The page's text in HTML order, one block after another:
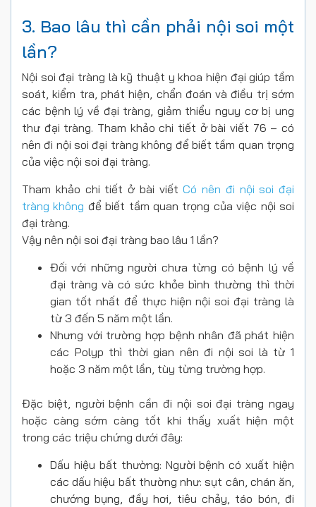
3. Bao lâu thì cần phải nội soi một
lần?
Nội soi đại tràng là kỹ thuật y khoa hiện đại giúp tầm
soát, kiểm tra, phát hiện, chẩn đoán và điều trị sớm
các bệnh lý về đại tràng, giảm thiểu nguy cơ bị ung
thư đại tràng. Tham khảo chi tiết ở bài viết 76 – có
nên đi nội soi đại tràng không để biết tầm quan trọng
của việc nội soi đại tràng.
Tham khảo chi tiết ở bài viếtCó nên đi nội soi đại
tràng không để biết tầm quan trọng của việc nội soi
đại tràng.
Vậy nên nội soi đại tràng bao lâu 1 lần?
Đối với những người chưa từng có bệnh lý về
đại tràng và có sức khỏe bình thường thì thời
gian tốt nhất để thực hiện nội soi đại tràng là
từ 3 đến 5 năm một lần.
Nhưng với trường hợp bệnh nhân đã phát hiện
các Polyp thì thời gian nên đi nội soi là từ 1
hoặc 3 năm một lần, tùy từng trường hợp.
Đặc biệt, người bệnh cần đi nội soi đại tràng ngay
hoặc càng sớm càng tốt khi thấy xuất hiện một
trong các triệu chứng dưới đây:
Dấu hiệu bất thường: Người bệnh có xuất hiện
các dấu hiệu bất thường như: sụt cân, chán ăn,
chướng bụng, đầy hơi, tiêu chảy, táo bón, đi